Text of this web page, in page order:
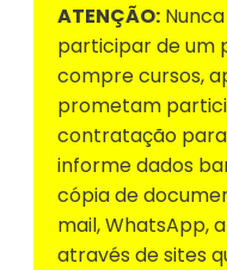
ATENÇÃO:
participar de um
compre cursos,
prometam
contratação para
informe dados
cópia de
mail, WhatsApp,
através de sites